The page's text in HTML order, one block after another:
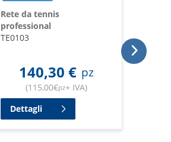
Rete da tennis
professional
TE0103
140,30 € pz
(115,00€pz+ IVA)
Dettagli